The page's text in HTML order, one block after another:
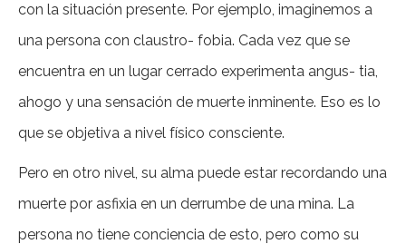
con la situación presente. Por ejemplo, imaginemos a
una persona con claustro- fobia. Cada vez que se
encuentra en un lugar cerrado experimenta angus- tia,
ahogo y una sensación de muerte inminente. Eso es lo
que se objetiva a nivel físico consciente.
Pero en otro nivel, su alma puede estar recordando una
muerte por asfixia en un derrumbe de una mina. La
persona no tiene conciencia de esto, pero como su